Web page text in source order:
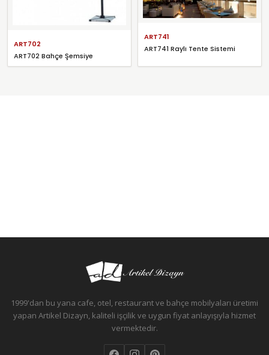
ART702
ART702 Bahçe Şemsiye
ART741
ART741 Raylı Tente Sistemi
1999'dan bu yana cafe, otel, restaurant ve bahçe mobilyaları üretimi
yapan Artikel Dizayn, kaliteli işçilik ve uygun fiyat anlayışıyla hizmet
vermektedir.